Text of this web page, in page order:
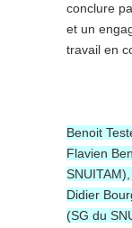
conclure
et un
travail en
Benoit
Flavien
Didier
(SG du